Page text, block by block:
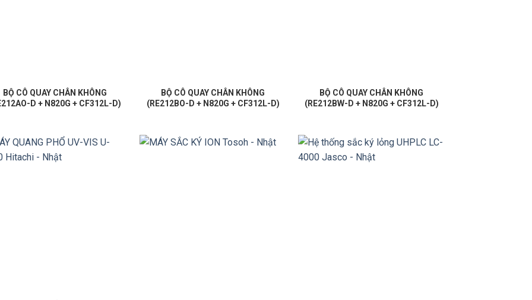
BỘ CÔ QUAY CHÂN KHÔNG
D + N820G + CF312L-D)
BỘ CÔ QUAY CHÂN KHÔNG
(RE212BO-D + N820G + CF312L-D)
BỘ CÔ QUAY CHÂN KHÔNG
(RE212BW-D + N820G + CF312L-D)